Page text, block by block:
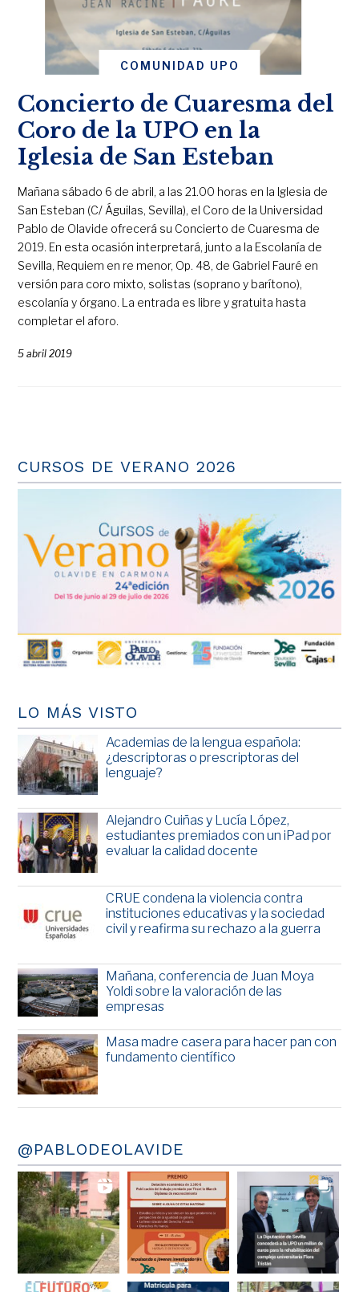
COMUNIDAD UPO
Concierto de Cuaresma del
Coro de la UPO en la
Iglesia de San Esteban
Mañana sábado 6 de abril, a las 21.00 horas en la Iglesia de
San Esteban (C/ Águilas, Sevilla), el Coro de la Universidad
Pablo de Olavide ofrecerá su Concierto de Cuaresma de
2019. En esta ocasión interpretará, junto a la Escolanía de
Sevilla, Requiem en re menor, Op. 48, de Gabriel Fauré en
versión para coro mixto, solistas (soprano y barítono),
escolanía y órgano. La entrada es libre y gratuita hasta
completar el aforo.
5 abril 2019
CURSOS DE VERANO 2026
LO MÁS VISTO
Academias de la lengua española:
¿descriptoras o prescriptoras del
lenguaje?
Alejandro Cuiñas y Lucía López,
estudiantes premiados con un iPad por
evaluar la calidad docente
CRUE condena la violencia contra
instituciones educativas y la sociedad
civil y reafirma su rechazo a la guerra
Mañana, conferencia de Juan Moya
Yoldi sobre la valoración de las
empresas
Masa madre casera para hacer pan con
fundamento científico
@PABLODEOLAVIDE